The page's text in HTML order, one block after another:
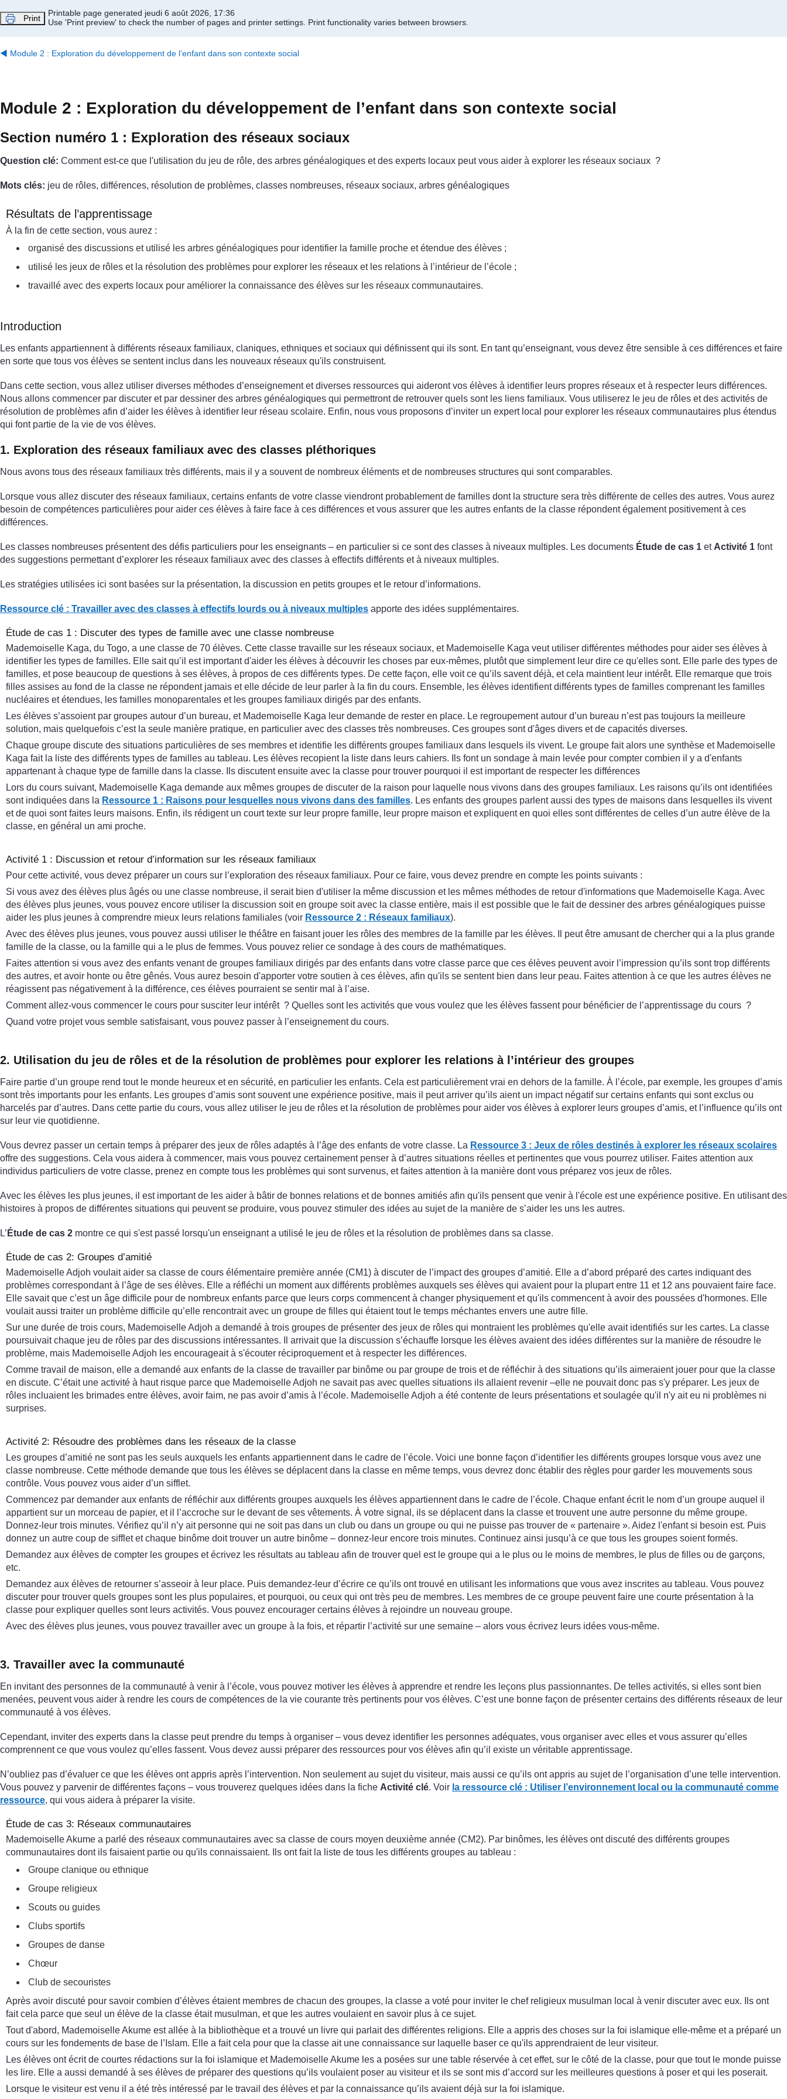
Print
Printable page generated jeudi 6 août 2026, 17:36
Use 'Print preview' to check the number of pages and printer settings. Print functionality varies between browsers.
◀︎ Module 2 : Exploration du développement de l’enfant dans son contexte social
Module 2 : Exploration du développement de l’enfant dans son contexte social
Section numéro 1 : Exploration des réseaux sociaux
Question clé: Comment est-ce que l'utilisation du jeu de rôle, des arbres généalogiques et des experts locaux peut vous aider à explorer les réseaux sociaux ?
Mots clés: jeu de rôles, différences, résolution de problèmes, classes nombreuses, réseaux sociaux, arbres généalogiques
Résultats de l’apprentissage
À la fin de cette section, vous aurez :
organisé des discussions et utilisé les arbres généalogiques pour identifier la famille proche et étendue des élèves ;
utilisé les jeux de rôles et la résolution des problèmes pour explorer les réseaux et les relations à l’intérieur de l’école ;
travaillé avec des experts locaux pour améliorer la connaissance des élèves sur les réseaux communautaires.
Introduction
Les enfants appartiennent à différents réseaux familiaux, claniques, ethniques et sociaux qui définissent qui ils sont. En tant qu’enseignant, vous devez être sensible à ces différences et faire
en sorte que tous vos élèves se sentent inclus dans les nouveaux réseaux qu'ils construisent.
Dans cette section, vous allez utiliser diverses méthodes d’enseignement et diverses ressources qui aideront vos élèves à identifier leurs propres réseaux et à respecter leurs différences.
Nous allons commencer par discuter et par dessiner des arbres généalogiques qui permettront de retrouver quels sont les liens familiaux. Vous utiliserez le jeu de rôles et des activités de
résolution de problèmes afin d’aider les élèves à identifier leur réseau scolaire. Enfin, nous vous proposons d’inviter un expert local pour explorer les réseaux communautaires plus étendus
qui font partie de la vie de vos élèves.
1. Exploration des réseaux familiaux avec des classes pléthoriques
Nous avons tous des réseaux familiaux très différents, mais il y a souvent de nombreux éléments et de nombreuses structures qui sont comparables.
Lorsque vous allez discuter des réseaux familiaux, certains enfants de votre classe viendront probablement de familles dont la structure sera très différente de celles des autres. Vous aurez
besoin de compétences particulières pour aider ces élèves à faire face à ces différences et vous assurer que les autres enfants de la classe répondent également positivement à ces
différences.
Les classes nombreuses présentent des défis particuliers pour les enseignants – en particulier si ce sont des classes à niveaux multiples. Les documents Étude de cas 1 et Activité 1 font
des suggestions permettant d’explorer les réseaux familiaux avec des classes à effectifs différents et à niveaux multiples.
Les stratégies utilisées ici sont basées sur la présentation, la discussion en petits groupes et le retour d’informations.
Ressource clé : Travailler avec des classes à effectifs lourds ou à niveaux multiples apporte des idées supplémentaires.
Étude de cas 1 : Discuter des types de famille avec une classe nombreuse
Mademoiselle Kaga, du Togo, a une classe de 70 élèves. Cette classe travaille sur les réseaux sociaux, et Mademoiselle Kaga veut utiliser différentes méthodes pour aider ses élèves à
identifier les types de familles. Elle sait qu’il est important d'aider les élèves à découvrir les choses par eux-mêmes, plutôt que simplement leur dire ce qu'elles sont. Elle parle des types de
familles, et pose beaucoup de questions à ses élèves, à propos de ces différents types. De cette façon, elle voit ce qu’ils savent déjà, et cela maintient leur intérêt. Elle remarque que trois
filles assises au fond de la classe ne répondent jamais et elle décide de leur parler à la fin du cours. Ensemble, les élèves identifient différents types de familles comprenant les familles
nucléaires et étendues, les familles monoparentales et les groupes familiaux dirigés par des enfants.
Les élèves s’assoient par groupes autour d’un bureau, et Mademoiselle Kaga leur demande de rester en place. Le regroupement autour d’un bureau n’est pas toujours la meilleure
solution, mais quelquefois c’est la seule manière pratique, en particulier avec des classes très nombreuses. Ces groupes sont d'âges divers et de capacités diverses.
Chaque groupe discute des situations particulières de ses membres et identifie les différents groupes familiaux dans lesquels ils vivent. Le groupe fait alors une synthèse et Mademoiselle
Kaga fait la liste des différents types de familles au tableau. Les élèves recopient la liste dans leurs cahiers. Ils font un sondage à main levée pour compter combien il y a d'enfants
appartenant à chaque type de famille dans la classe. Ils discutent ensuite avec la classe pour trouver pourquoi il est important de respecter les différences
Lors du cours suivant, Mademoiselle Kaga demande aux mêmes groupes de discuter de la raison pour laquelle nous vivons dans des groupes familiaux. Les raisons qu’ils ont identifiées
sont indiquées dans la Ressource 1 : Raisons pour lesquelles nous vivons dans des familles. Les enfants des groupes parlent aussi des types de maisons dans lesquelles ils vivent
et de quoi sont faites leurs maisons. Enfin, ils rédigent un court texte sur leur propre famille, leur propre maison et expliquent en quoi elles sont différentes de celles d’un autre élève de la
classe, en général un ami proche.
Activité 1 : Discussion et retour d’information sur les réseaux familiaux
Pour cette activité, vous devez préparer un cours sur l’exploration des réseaux familiaux. Pour ce faire, vous devez prendre en compte les points suivants :
Si vous avez des élèves plus âgés ou une classe nombreuse, il serait bien d'utiliser la même discussion et les mêmes méthodes de retour d'informations que Mademoiselle Kaga. Avec
des élèves plus jeunes, vous pouvez encore utiliser la discussion soit en groupe soit avec la classe entière, mais il est possible que le fait de dessiner des arbres généalogiques puisse
aider les plus jeunes à comprendre mieux leurs relations familiales (voir Ressource 2 : Réseaux familiaux).
Avec des élèves plus jeunes, vous pouvez aussi utiliser le théâtre en faisant jouer les rôles des membres de la famille par les élèves. Il peut être amusant de chercher qui a la plus grande
famille de la classe, ou la famille qui a le plus de femmes. Vous pouvez relier ce sondage à des cours de mathématiques.
Faites attention si vous avez des enfants venant de groupes familiaux dirigés par des enfants dans votre classe parce que ces élèves peuvent avoir l’impression qu’ils sont trop différents
des autres, et avoir honte ou être gênés. Vous aurez besoin d'apporter votre soutien à ces élèves, afin qu'ils se sentent bien dans leur peau. Faites attention à ce que les autres élèves ne
réagissent pas négativement à la différence, ces élèves pourraient se sentir mal à l’aise.
Comment allez-vous commencer le cours pour susciter leur intérêt ? Quelles sont les activités que vous voulez que les élèves fassent pour bénéficier de l’apprentissage du cours ?
Quand votre projet vous semble satisfaisant, vous pouvez passer à l’enseignement du cours.
2. Utilisation du jeu de rôles et de la résolution de problèmes pour explorer les relations à l’intérieur des groupes
Faire partie d’un groupe rend tout le monde heureux et en sécurité, en particulier les enfants. Cela est particulièrement vrai en dehors de la famille. À l’école, par exemple, les groupes d’amis
sont très importants pour les enfants. Les groupes d’amis sont souvent une expérience positive, mais il peut arriver qu’ils aient un impact négatif sur certains enfants qui sont exclus ou
harcelés par d’autres. Dans cette partie du cours, vous allez utiliser le jeu de rôles et la résolution de problèmes pour aider vos élèves à explorer leurs groupes d’amis, et l’influence qu’ils ont
sur leur vie quotidienne.
Vous devrez passer un certain temps à préparer des jeux de rôles adaptés à l’âge des enfants de votre classe. La Ressource 3 : Jeux de rôles destinés à explorer les réseaux scolaires
offre des suggestions. Cela vous aidera à commencer, mais vous pouvez certainement penser à d’autres situations réelles et pertinentes que vous pourrez utiliser. Faites attention aux
individus particuliers de votre classe, prenez en compte tous les problèmes qui sont survenus, et faites attention à la manière dont vous préparez vos jeux de rôles.
Avec les élèves les plus jeunes, il est important de les aider à bâtir de bonnes relations et de bonnes amitiés afin qu'ils pensent que venir à l'école est une expérience positive. En utilisant des
histoires à propos de différentes situations qui peuvent se produire, vous pouvez stimuler des idées au sujet de la manière de s’aider les uns les autres.
L’ Étude de cas 2 montre ce qui s'est passé lorsqu'un enseignant a utilisé le jeu de rôles et la résolution de problèmes dans sa classe.
Étude de cas 2: Groupes d’amitié
Mademoiselle Adjoh voulait aider sa classe de cours élémentaire première année (CM1) à discuter de l’impact des groupes d’amitié. Elle a d’abord préparé des cartes indiquant des
problèmes correspondant à l’âge de ses élèves. Elle a réfléchi un moment aux différents problèmes auxquels ses élèves qui avaient pour la plupart entre 11 et 12 ans pouvaient faire face.
Elle savait que c’est un âge difficile pour de nombreux enfants parce que leurs corps commencent à changer physiquement et qu'ils commencent à avoir des poussées d'hormones. Elle
voulait aussi traiter un problème difficile qu’elle rencontrait avec un groupe de filles qui étaient tout le temps méchantes envers une autre fille.
Sur une durée de trois cours, Mademoiselle Adjoh a demandé à trois groupes de présenter des jeux de rôles qui montraient les problèmes qu'elle avait identifiés sur les cartes. La classe
poursuivait chaque jeu de rôles par des discussions intéressantes. Il arrivait que la discussion s’échauffe lorsque les élèves avaient des idées différentes sur la manière de résoudre le
problème, mais Mademoiselle Adjoh les encourageait à s'écouter réciproquement et à respecter les différences.
Comme travail de maison, elle a demandé aux enfants de la classe de travailler par binôme ou par groupe de trois et de réfléchir à des situations qu’ils aimeraient jouer pour que la classe
en discute. C’était une activité à haut risque parce que Mademoiselle Adjoh ne savait pas avec quelles situations ils allaient revenir –elle ne pouvait donc pas s'y préparer. Les jeux de
rôles incluaient les brimades entre élèves, avoir faim, ne pas avoir d’amis à l’école. Mademoiselle Adjoh a été contente de leurs présentations et soulagée qu'il n'y ait eu ni problèmes ni
surprises.
Activité 2: Résoudre des problèmes dans les réseaux de la classe
Les groupes d’amitié ne sont pas les seuls auxquels les enfants appartiennent dans le cadre de l’école. Voici une bonne façon d’identifier les différents groupes lorsque vous avez une
classe nombreuse. Cette méthode demande que tous les élèves se déplacent dans la classe en même temps, vous devrez donc établir des règles pour garder les mouvements sous
contrôle. Vous pouvez vous aider d’un sifflet.
Commencez par demander aux enfants de réfléchir aux différents groupes auxquels les élèves appartiennent dans le cadre de l’école. Chaque enfant écrit le nom d’un groupe auquel il
appartient sur un morceau de papier, et il l’accroche sur le devant de ses vêtements. À votre signal, ils se déplacent dans la classe et trouvent une autre personne du même groupe.
Donnez-leur trois minutes. Vérifiez qu’il n’y ait personne qui ne soit pas dans un club ou dans un groupe ou qui ne puisse pas trouver de « partenaire ». Aidez l'enfant si besoin est. Puis
donnez un autre coup de sifflet et chaque binôme doit trouver un autre binôme – donnez-leur encore trois minutes. Continuez ainsi jusqu’à ce que tous les groupes soient formés.
Demandez aux élèves de compter les groupes et écrivez les résultats au tableau afin de trouver quel est le groupe qui a le plus ou le moins de membres, le plus de filles ou de garçons,
etc.
Demandez aux élèves de retourner s’asseoir à leur place. Puis demandez-leur d’écrire ce qu’ils ont trouvé en utilisant les informations que vous avez inscrites au tableau. Vous pouvez
discuter pour trouver quels groupes sont les plus populaires, et pourquoi, ou ceux qui ont très peu de membres. Les membres de ce groupe peuvent faire une courte présentation à la
classe pour expliquer quelles sont leurs activités. Vous pouvez encourager certains élèves à rejoindre un nouveau groupe.
Avec des élèves plus jeunes, vous pouvez travailler avec un groupe à la fois, et répartir l’activité sur une semaine – alors vous écrivez leurs idées vous-même.
3. Travailler avec la communauté
En invitant des personnes de la communauté à venir à l’école, vous pouvez motiver les élèves à apprendre et rendre les leçons plus passionnantes. De telles activités, si elles sont bien
menées, peuvent vous aider à rendre les cours de compétences de la vie courante très pertinents pour vos élèves. C’est une bonne façon de présenter certains des différents réseaux de leur
communauté à vos élèves.
Cependant, inviter des experts dans la classe peut prendre du temps à organiser – vous devez identifier les personnes adéquates, vous organiser avec elles et vous assurer qu’elles
comprennent ce que vous voulez qu’elles fassent. Vous devez aussi préparer des ressources pour vos élèves afin qu’il existe un véritable apprentissage.
N’oubliez pas d’évaluer ce que les élèves ont appris après l’intervention. Non seulement au sujet du visiteur, mais aussi ce qu’ils ont appris au sujet de l’organisation d’une telle intervention.
Vous pouvez y parvenir de différentes façons – vous trouverez quelques idées dans la fiche Activité clé. Voir la ressource clé : Utiliser l’environnement local ou la communauté comme
ressource, qui vous aidera à préparer la visite.
Étude de cas 3: Réseaux communautaires
Mademoiselle Akume a parlé des réseaux communautaires avec sa classe de cours moyen deuxième année (CM2). Par binômes, les élèves ont discuté des différents groupes
communautaires dont ils faisaient partie ou qu'ils connaissaient. Ils ont fait la liste de tous les différents groupes au tableau :
Groupe clanique ou ethnique
Groupe religieux
Scouts ou guides
Clubs sportifs
Groupes de danse
Chœur
Club de secouristes
Après avoir discuté pour savoir combien d’élèves étaient membres de chacun des groupes, la classe a voté pour inviter le chef religieux musulman local à venir discuter avec eux. Ils ont
fait cela parce que seul un élève de la classe était musulman, et que les autres voulaient en savoir plus à ce sujet.
Tout d'abord, Mademoiselle Akume est allée à la bibliothèque et a trouvé un livre qui parlait des différentes religions. Elle a appris des choses sur la foi islamique elle-même et a préparé un
cours sur les fondements de base de l’Islam. Elle a fait cela pour que la classe ait une connaissance sur laquelle baser ce qu'ils apprendraient de leur visiteur.
Les élèves ont écrit de courtes rédactions sur la foi islamique et Mademoiselle Akume les a posées sur une table réservée à cet effet, sur le côté de la classe, pour que tout le monde puisse
les lire. Elle a aussi demandé à ses élèves de préparer des questions qu’ils voulaient poser au visiteur et ils se sont mis d’accord sur les meilleures questions à poser et qui les poserait.
Lorsque le visiteur est venu il a été très intéressé par le travail des élèves et par la connaissance qu’ils avaient déjà sur la foi islamique.